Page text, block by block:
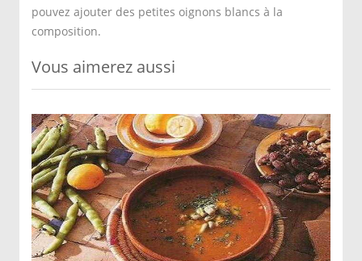
pouvez ajouter des petites oignons blancs à la
composition.
Vous aimerez aussi